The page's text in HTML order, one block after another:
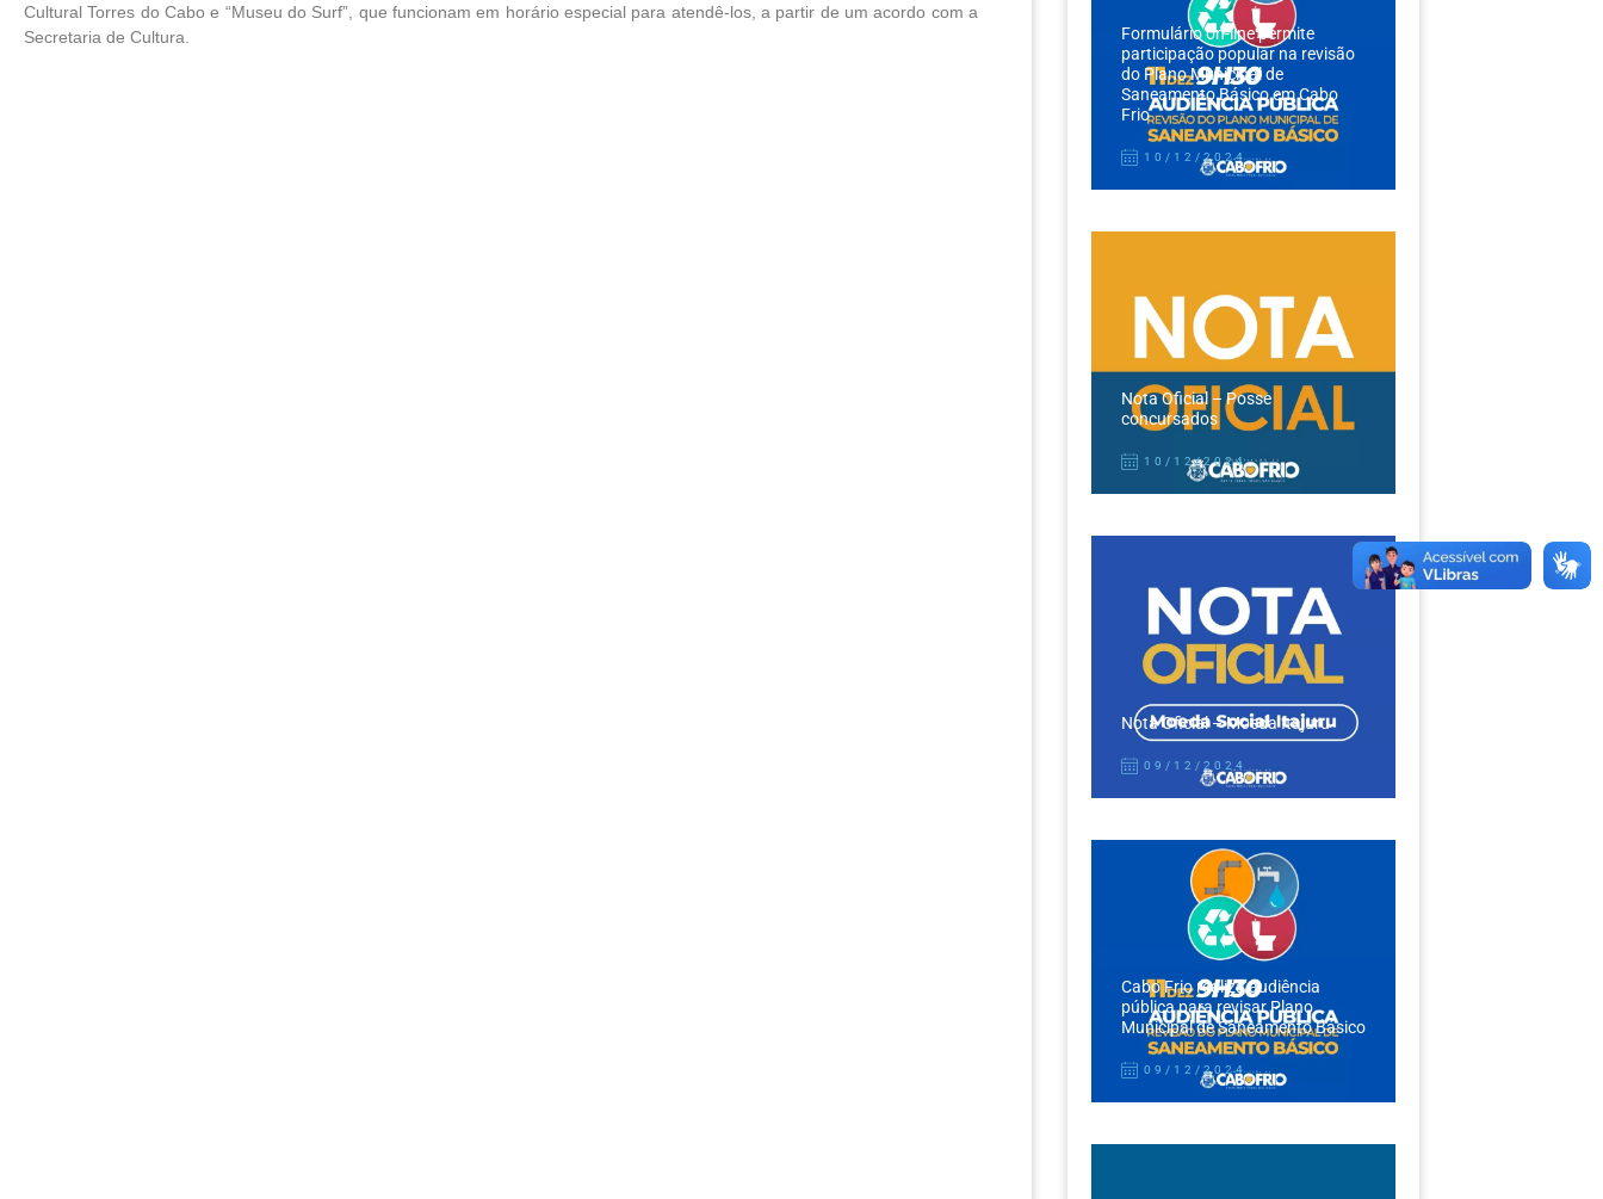
Cultural Torres do Cabo e “Museu do Surf”, que funcionam em horário especial para atendê-los, a partir de um acordo com a
Secretaria de Cultura.
Formulário on-line permite
participação popular na revisão
do Plano Municipal de
Saneamento Básico em Cabo
Frio
10/12/2024
Nota Oficial – Posse
concursados
10/12/2024
Nota Oficial – Moeda Itajuru
09/12/2024
Cabo Frio realiza audiência
pública para revisar Plano
Municipal de Saneamento Básico
09/12/2024